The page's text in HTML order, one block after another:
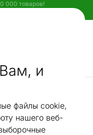
и
файлы cookie,
нашего веб-